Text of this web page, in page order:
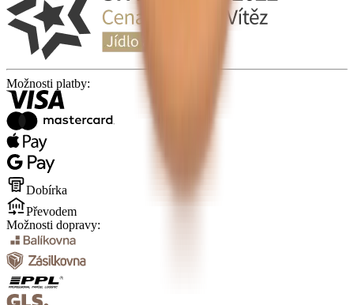
Možnosti platby:
Dobírka
Převodem
Možnosti dopravy: